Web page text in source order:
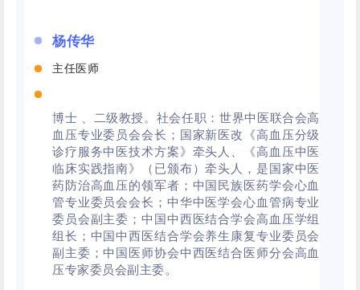
杨传华
主任医师
博士 、二级教授。社会任职：世界中医联合会高
血压专业委员会会长；国家新医改《高血压分级
诊疗服务中医技术方案》牵头人、《高血压中医
临床实践指南》（已颁布）牵头人，是国家中医
药防治高血压的领军者；中国民族医药学会心血
管专业委员会会长；中华中医学会心血管病专业
委员会副主委；中国中西医结合学会高血压学组
组长；中国中西医结合学会养生康复专业委员会
副主委；中国医师协会中西医结合医师分会高血
压专家委员会副主委。